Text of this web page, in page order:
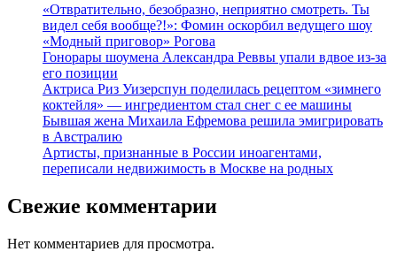
«Отвратительно, безобразно, неприятно смотреть. Ты
видел себя вообще?!»: Фомин оскорбил ведущего шоу
«Модный приговор» Рогова
Гонорары шоумена Александра Реввы упали вдвое из-за
его позиции
Актриса Риз Уизерспун поделилась рецептом «зимнего
коктейля» — ингредиентом стал снег с ее машины
Бывшая жена Михаила Ефремова решила эмигрировать
в Австралию
Артисты, признанные в России иноагентами,
переписали недвижимость в Москве на родных
Свежие комментарии
Нет комментариев для просмотра.